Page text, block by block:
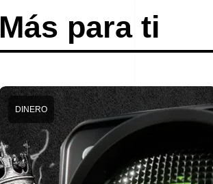
Más para ti
DINERO